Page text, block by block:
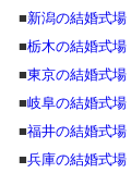
■新潟の結婚式場
■栃木の結婚式場
■東京の結婚式場
■岐阜の結婚式場
■福井の結婚式場
■兵庫の結婚式場